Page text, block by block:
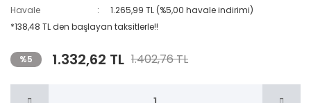
Havale
1.265,99 TL (%5,00 havale indirimi)
*138,48 TL den başlayan taksitlerle!!
%5 1.332,62 TL 1.402,76 TL